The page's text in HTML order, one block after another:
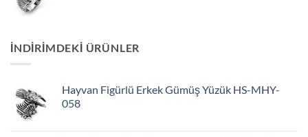
INDIRIMDEKI ÜRÜNLER
Hayvan Figürlü Erkek Gümüş Yüzük HS-MHY-
058